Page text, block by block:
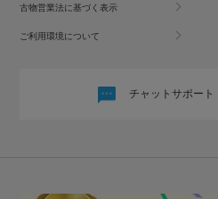
古物営業法に基づく表示
ご利用環境について
チャットサポート